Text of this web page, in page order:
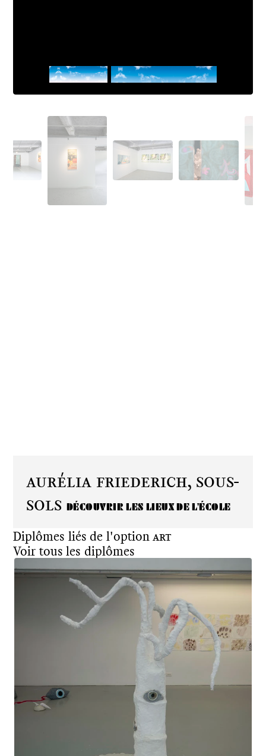
Sans Titre Aurélia Friederich
Aurélia Friederich, Sous-
Sols DÉCOUVRIR LES LIEUX DE L'ÉCOLE
Diplômes liés de l'optionArt
Voir tous les diplômes